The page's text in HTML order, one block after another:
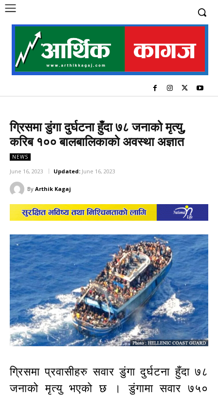
ग्रिसमा डुंगा दुर्घटना हुँदा ७८ जनाको मृत्यु,
करिब १०० बालबालिकाको अवस्था अज्ञात
NEWS
June 16, 2023 Updated: June 16, 2023
By Arthik Kagaj
ग्रिसमा प्रवासीहरु सवार डुंगा दुर्घटना हुँदा ७८
जनाको मृत्यु भएको छ । डुंगामा सवार ७५०